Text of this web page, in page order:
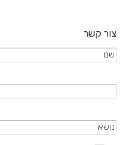
צור קשר